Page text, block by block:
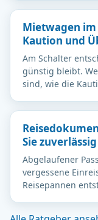
Mietwagen
Kaution und
Am Schalter
günstig bleibt.
sind, wie die
Sie
Abgelaufener
vergessene
Reisepannen